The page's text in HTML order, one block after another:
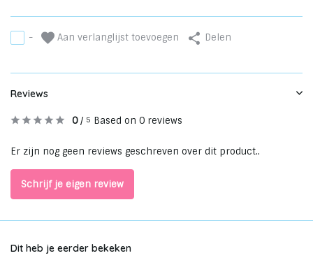
- Aan verlanglijst toevoegen Delen
Reviews
0/ 5 Based on 0 reviews
Er zijn nog geen reviews geschreven over dit product..
Schrijf je eigen review
Dit heb je eerder bekeken